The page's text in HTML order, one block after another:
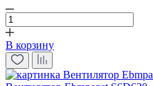
В корзину